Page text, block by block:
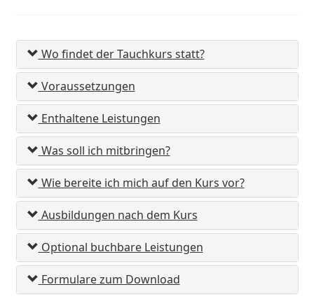
Wo findet der Tauchkurs statt?
Voraussetzungen
Enthaltene Leistungen
Was soll ich mitbringen?
Wie bereite ich mich auf den Kurs vor?
Ausbildungen nach dem Kurs
Optional buchbare Leistungen
Formulare zum Download